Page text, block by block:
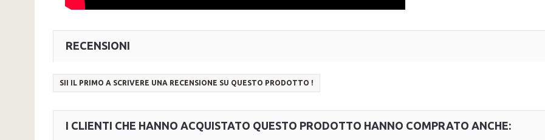
RECENSIONI
SII IL PRIMO A SCRIVERE UNA RECENSIONE SU QUESTO PRODOTTO !
I CLIENTI CHE HANNO ACQUISTATO QUESTO PRODOTTO HANNO COMPRATO ANCHE: